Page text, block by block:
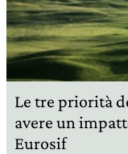
Le tre priorità
avere un
Eurosif